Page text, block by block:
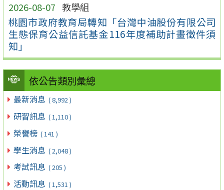
2026-08-07 教學組
桃園市政府教育局轉知「台灣中油股份有限公司
生態保育公益信託基金116年度補助計畫徵件須
知」
依公告類別彙總
最新消息 ( 8,992 )
研習訊息 ( 1,110 )
榮譽榜 ( 141 )
學生消息 ( 2,048 )
考試訊息 ( 205 )
活動訊息 ( 1,531 )